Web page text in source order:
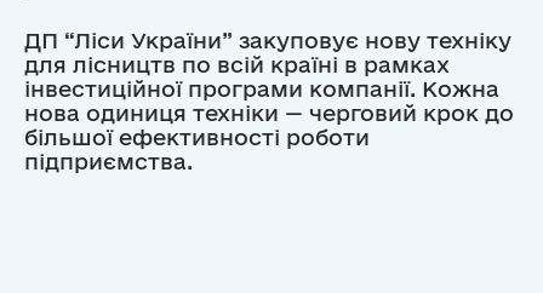
ДП “Ліси України” закуповує нову техніку
для лісництв по всій країні в рамках
інвестиційної програми компанії. Кожна
нова одиниця техніки — черговий крок до
більшої ефективності роботи
підприємства.